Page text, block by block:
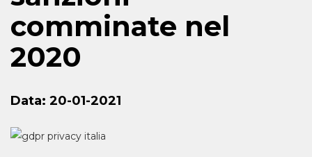
comminate nel
2020
Data: 20-01-2021